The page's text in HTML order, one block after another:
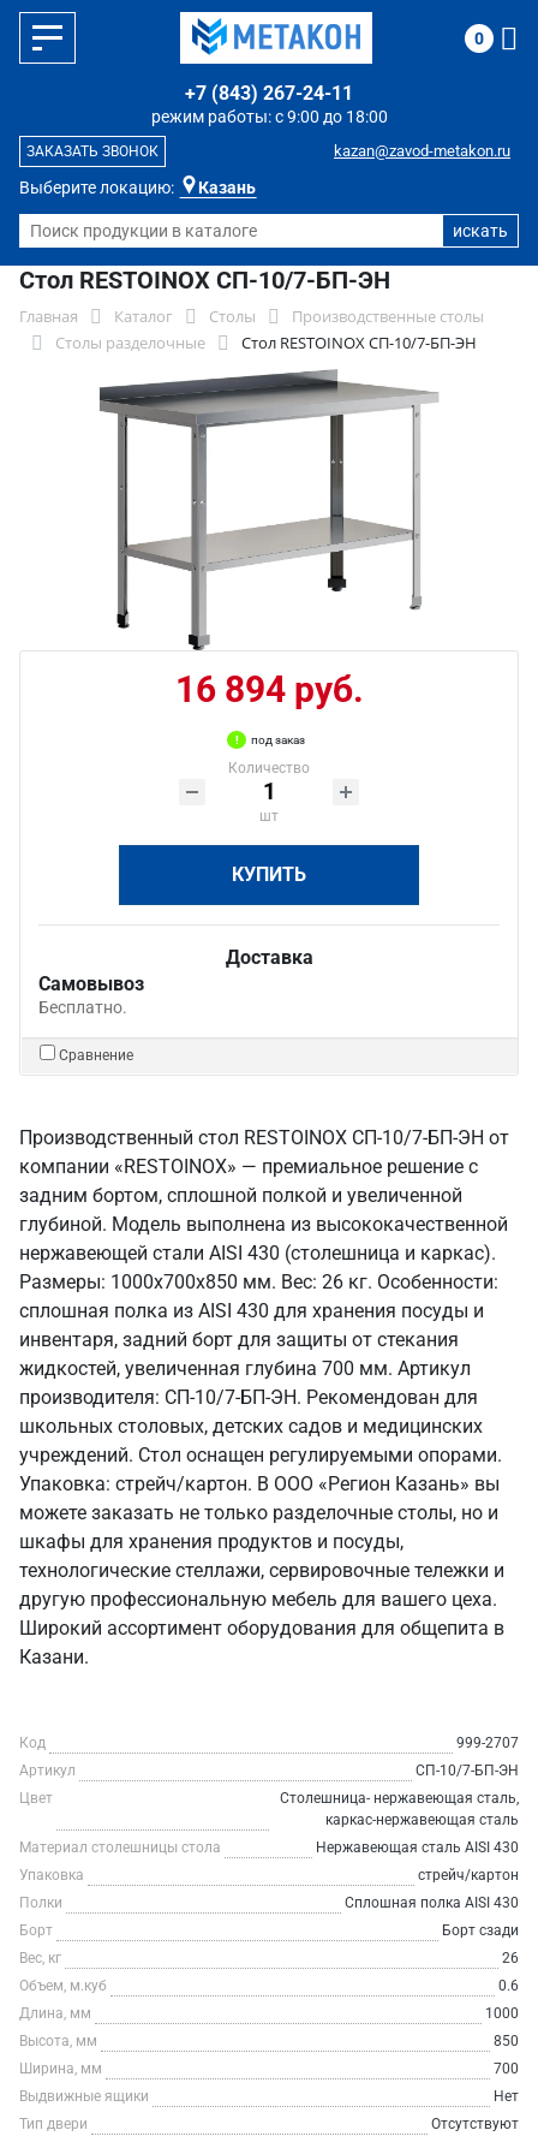
Выберите локацию: Казань
режим работы: с 9:00 до 18:00
+7 (843) 267-24-11
kazan@zavod-metakon.ru
ЗАКАЗАТЬ ЗВОНОК
0
Стол RESTOINOX СП-10/7-БП-ЭН
Главная Каталог Столы
Производственные столы
Столы разделочные
Стол RESTOINOX СП-10/7-БП-ЭН
16 894 руб.
под заказ
Количество
шт
КУПИТЬ
Доставка
Самовывоз
Бесплатно.
Сравнение
Производственный стол RESTOINOX СП-10/7-БП-ЭН от
компании «RESTOINOX» — премиальное решение с
задним бортом, сплошной полкой и увеличенной
глубиной. Модель выполнена из высококачественной
нержавеющей стали AISI 430 (столешница и каркас).
Размеры: 1000x700x850 мм. Вес: 26 кг. Особенности:
сплошная полка из AISI 430 для хранения посуды и
инвентаря, задний борт для защиты от стекания
жидкостей, увеличенная глубина 700 мм. Артикул
производителя: СП-10/7-БП-ЭН. Рекомендован для
школьных столовых, детских садов и медицинских
учреждений. Стол оснащен регулируемыми опорами.
Упаковка: стрейч/картон. В ООО «Регион Казань» вы
можете заказать не только разделочные столы, но и
шкафы для хранения продуктов и посуды,
технологические стеллажи, сервировочные тележки и
другую профессиональную мебель для вашего цеха.
Широкий ассортимент оборудования для общепита в
Казани.
Код
999-2707
Артикул
СП-10/7-БП-ЭН
Цвет
Столешница- нержавеющая сталь,
каркас-нержавеющая сталь
Материал столешницы стола
Нержавеющая сталь AISI 430
Упаковка
стрейч/картон
Полки
Сплошная полка AISI 430
Борт
Борт сзади
Вес, кг
26
Объем, м.куб
0.6
Длина, мм
1000
Высота, мм
850
Ширина, мм
700
Выдвижные ящики
Нет
Тип двери
Отсутствуют